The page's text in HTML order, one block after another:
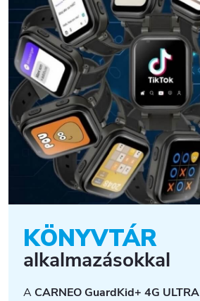
KÖNYVTÁR
alkalmazásokkal
ACARNEO GuardKid+ 4G ULTRA